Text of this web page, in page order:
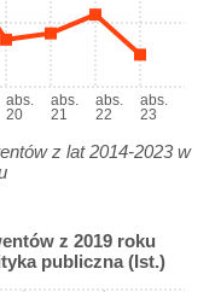
abs.
20
abs.
21
abs.
22
abs.
23
z lat 2014-2023 w
z 2019 roku
publiczna (Ist.)